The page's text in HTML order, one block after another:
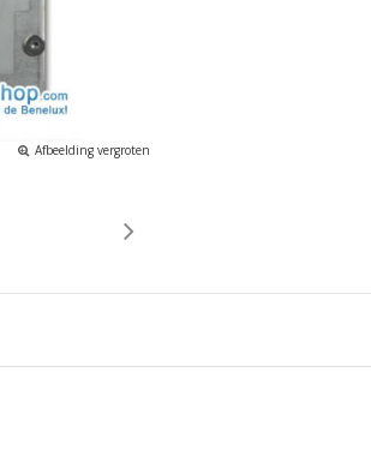
Afbeelding vergroten